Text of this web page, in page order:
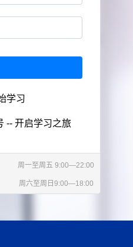
学习
-- 开启学习之旅
周一至周五 9:00—22:00
周六至周日9:00—18:00